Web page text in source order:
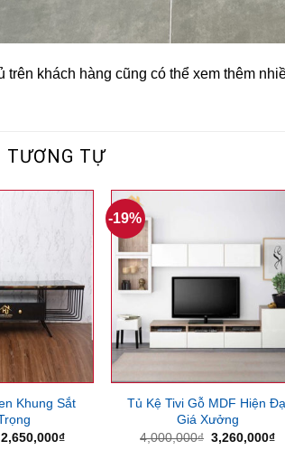
trên khách hàng cũng có thể xem thêm
TƯƠNG TỰ
Khung Sắt
Giá
2,650,000₫Giá
-19%
Tủ Kệ Tivi Gỗ MDF Hiện
Giá Xưởng
4,000,000₫ Giá
3,260,000₫